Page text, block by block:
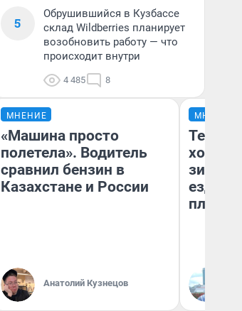
5
Обрушившийся в Кузбассе
склад Wildberries планирует
возобновить работу — что
происходит внутри
4 485 8
МНЕНИЕ
«Машина просто
полетела». Водитель
сравнил бензин в
Казахстане и России
Анатолий Кузнецов
МНЕНИЕ
Тепло
зимой.
ездит
плюсы